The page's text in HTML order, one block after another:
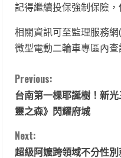
記得繼續投保強制保險
相關資訊可至監理服務網(
微型電動二輪車專區內查
C
o
n
Previous:
台南第一棵耶誕樹！新
靈之森》閃耀府城
Next:
超級阿嬤跨領域不分性